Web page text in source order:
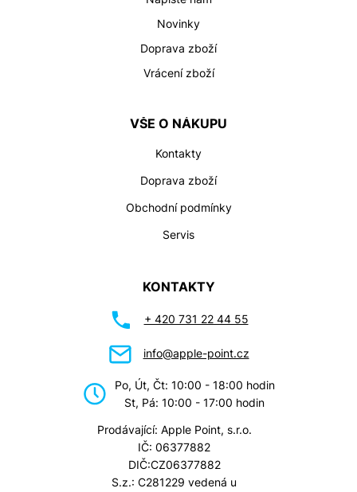
Novinky
Doprava zboží
Vrácení zboží
VŠE O NÁKUPU
Kontakty
Doprava zboží
Obchodní podmínky
Servis
KONTAKTY
+ 420 731 22 44 55
info@apple-point.cz
Po, Út, Čt: 10:00 - 18:00 hodin
St, Pá: 10:00 - 17:00 hodin
Prodávající: Apple Point, s.r.o.
IČ: 06377882
DIČ:CZ06377882
S.z.: C281229 vedená u